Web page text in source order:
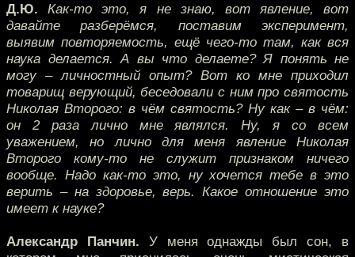
Д.Ю. Как-то это, я не знаю, вот явление, вот
давайте разберёмся, поставим эксперимент,
выявим повторяемость, ещё чего-то там, как вся
наука делается. А вы что делаете? Я понять не
могу – личностный опыт? Вот ко мне приходил
товарищ верующий, беседовали с ним про святость
Николая Второго: в чём святость? Ну как – в чём:
он 2 раза лично мне являлся. Ну, я со всем
уважением, но лично для меня явление Николая
Второго кому-то не служит признаком ничего
вообще. Надо как-то это, ну хочется тебе в это
верить – на здоровье, верь. Какое отношение это
имеет к науке?
Александр Панчин. У меня однажды был сон, в